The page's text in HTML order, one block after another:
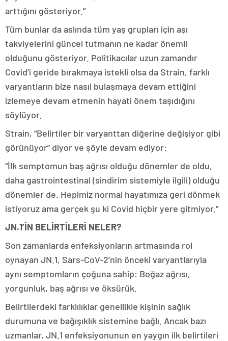
arttığını gösteriyor.”
Tüm bunlar da aslında tüm yaş grupları için aşı
takviyelerini güncel tutmanın ne kadar önemli
olduğunu gösteriyor. Politikacılar uzun zamandır
Covid’i geride bırakmaya istekli olsa da Strain, farklı
varyantların bize nasıl bulaşmaya devam ettiğini
izlemeye devam etmenin hayati önem taşıdığını
söylüyor.
Strain, “Belirtiler bir varyanttan diğerine değişiyor gibi
görünüyor” diyor ve şöyle devam ediyor:
“İlk semptomun baş ağrısı olduğu dönemler de oldu,
daha gastrointestinal (sindirim sistemiyle ilgili) olduğu
dönemler de. Hepimiz normal hayatımıza geri dönmek
istiyoruz ama gerçek şu ki Covid hiçbir yere gitmiyor.”
JN.1’İN BELİRTİLERİ NELER?
Son zamanlarda enfeksiyonların artmasında rol
oynayan JN.1, Sars-CoV-2’nin önceki varyantlarıyla
aynı semptomların çoğuna sahip: Boğaz ağrısı,
yorgunluk, baş ağrısı ve öksürük.
Belirtilerdeki farklılıklar genellikle kişinin sağlık
durumuna ve bağışıklık sistemine bağlı. Ancak bazı
uzmanlar, JN.1 enfeksiyonunun en yaygın ilk belirtileri